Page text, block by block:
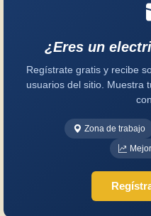
¿Eres un
Regístrate gratis y recibe
usuarios del sitio. Muestra
Zona de trabajo